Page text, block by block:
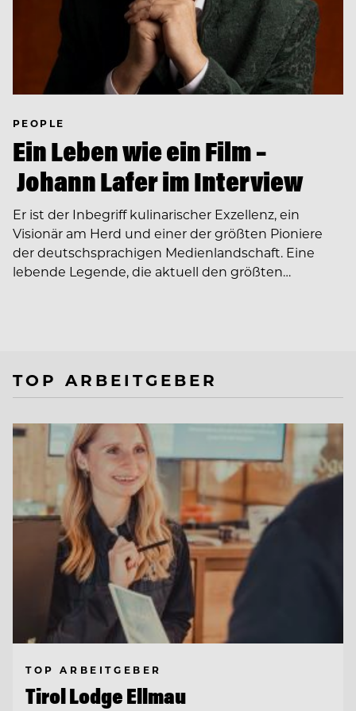
PEOPLE
Ein Leben wie ein Film –
Johann Lafer im Interview
Er ist der Inbegriff kulinarischer Exzellenz, ein
Visionär am Herd und einer der größten Pioniere
der deutschsprachigen Medienlandschaft. Eine
lebende Legende, die aktuell den größten…
TOP ARBEITGEBER
TOP ARBEITGEBER
Tirol Lodge Ellmau